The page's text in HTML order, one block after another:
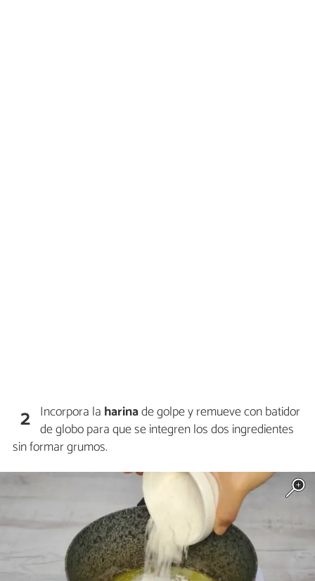
2 Incorpora la harinade golpe y remueve con batidor
de globo para que se integren los dos ingredientes
sin formar grumos.